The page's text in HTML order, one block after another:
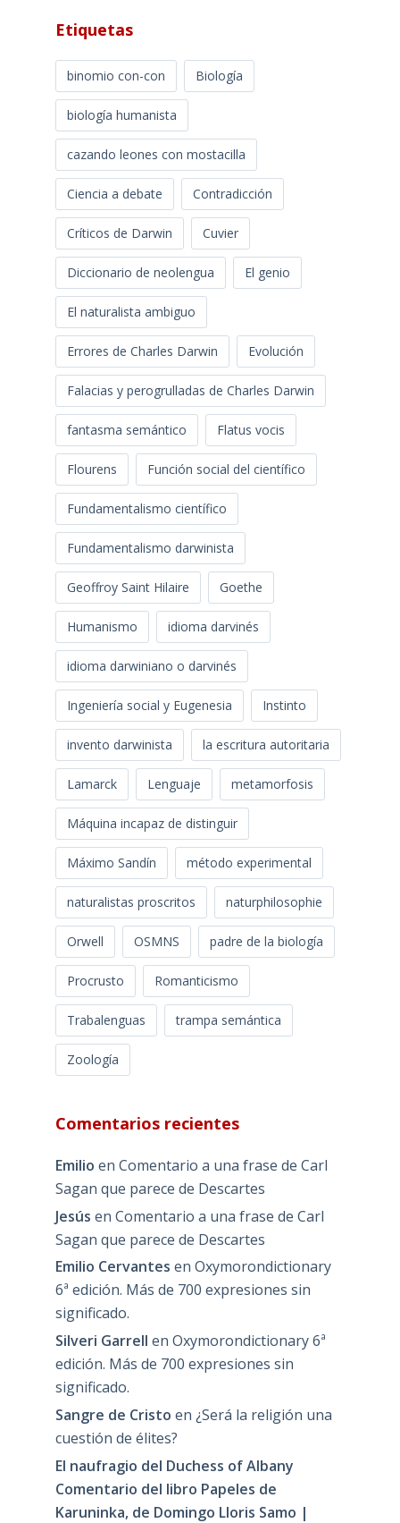
Etiquetas
binomio con-con Biología
biología humanista
cazando leones con mostacilla
Ciencia a debate Contradicción
Críticos de Darwin Cuvier
Diccionario de neolengua El genio
El naturalista ambiguo
Errores de Charles Darwin Evolución
Falacias y perogrulladas de Charles Darwin
fantasma semántico Flatus vocis
Flourens Función social del científico
Fundamentalismo científico
Fundamentalismo darwinista
Geoffroy Saint Hilaire Goethe
Humanismo idioma darvinés
idioma darwiniano o darvinés
Ingeniería social y Eugenesia Instinto
invento darwinista la escritura autoritaria
Lamarck Lenguaje metamorfosis
Máquina incapaz de distinguir
Máximo Sandín método experimental
naturalistas proscritos naturphilosophie
Orwell OSMNS padre de la biología
Procrusto Romanticismo
Trabalenguas trampa semántica
Zoología
Comentarios recientes
Emilio en Comentario a una frase de Carl
Sagan que parece de Descartes
Jesús en Comentario a una frase de Carl
Sagan que parece de Descartes
Emilio Cervantes en Oxymorondictionary
6ª edición. Más de 700 expresiones sin
significado.
Silveri Garrell en Oxymorondictionary 6ª
edición. Más de 700 expresiones sin
significado.
Sangre de Cristo en ¿Será la religión una
cuestión de élites?
El naufragio del Duchess of Albany
Comentario del libro Papeles de
Karuninka, de Domingo Lloris Samo |